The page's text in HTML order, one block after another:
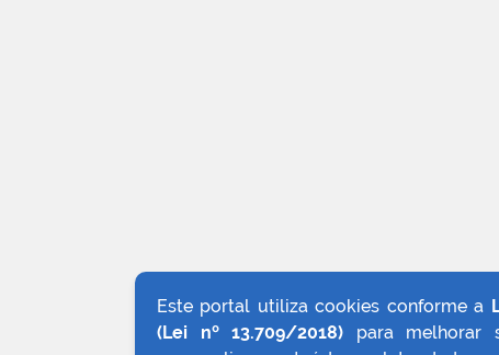
Este portal utiliza cookies conforme a
(Lei nº 13.709/2018) para melhorar